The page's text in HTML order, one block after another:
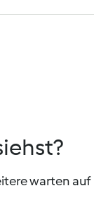
warten auf